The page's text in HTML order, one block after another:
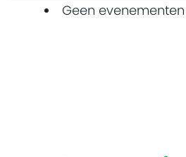
Geen evenementen